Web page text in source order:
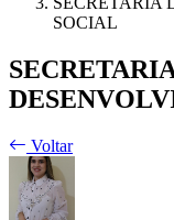
SOCIAL
Voltar